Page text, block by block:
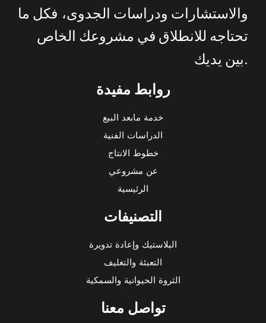
تواصل معنا
التصنيفات
البلاستيك وإعادة تدويرة
التعبئة والتغليف
الثروة الحيوانية والسمكية
روابط مفيدة
خدمة مابعد البيع
الدراسات الفنية
خطوط الانتاج
عن مشروعي
الرئيسية
والاستشارات ودراسات الجدوى، فكل ما
تحتاجه للانطلاق في مشروعك الخاص
بين يديك .